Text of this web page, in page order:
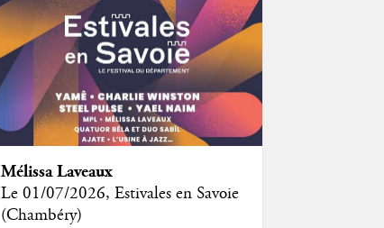
Mélissa Laveaux
Le 01/07/2026, Estivales en Savoie
(Chambéry)